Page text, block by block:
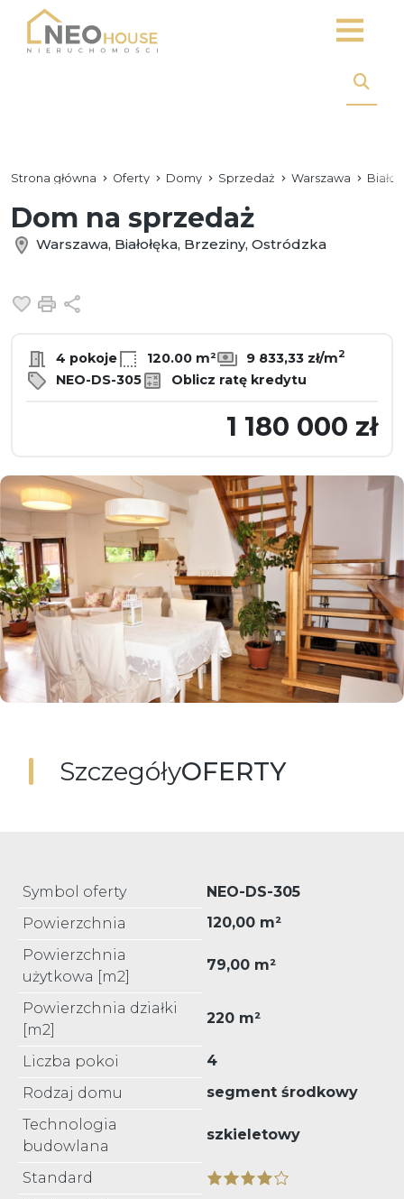
Strona główna Oferty Domy Sprzedaż Warszawa
Dom na sprzedaż
Warszawa, Białołęka, Brzeziny, Ostródzka
Dodaj do ulubionych
Drukuj
4 pokoje 120.00 m² 9 833,33 zł/m2
NEO-DS-305 Oblicz ratę kredytu
1 180 000 zł
SzczegółyOFERTY
Symbol oferty
NEO-DS-305
Powierzchnia
120,00 m²
Powierzchnia
użytkowa [m2]
79,00 m²
Powierzchnia działki
[m2]
220 m²
Liczba pokoi
4
Rodzaj domu
segment środkowy
Technologia
budowlana
szkieletowy
Standard